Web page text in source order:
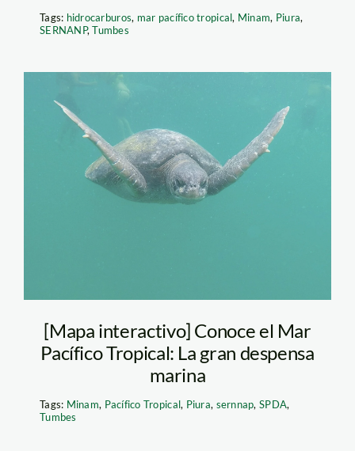
Tags: hidrocarburos, mar pacífico tropical, Minam, Piura,
SERNANP,Tumbes
tortuga – spda
[Mapa interactivo] Conoce el Mar
Pacífico Tropical: La gran despensa
marina
Tags: Minam, Pacífico Tropical, Piura, sernnap, SPDA,
Tumbes